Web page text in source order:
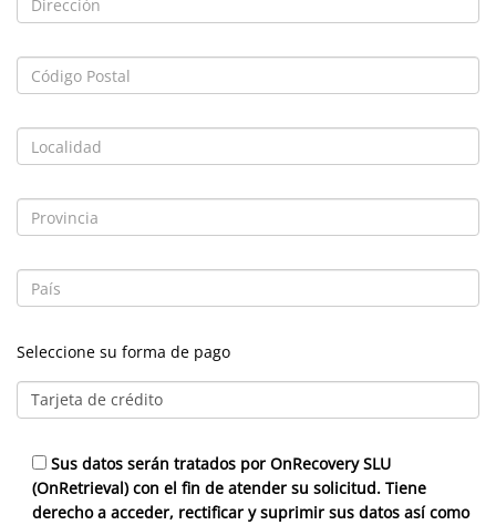
Seleccione su forma de pago
Sus datos serán tratados por OnRecovery SLU
(OnRetrieval) con el fin de atender su solicitud. Tiene
derecho a acceder, rectificar y suprimir sus datos así como